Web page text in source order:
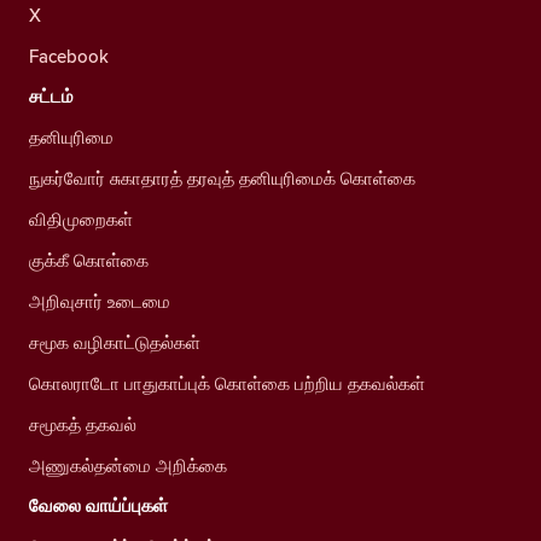
X
Facebook
சட்டம்
தனியுரிமை
நுகர்வோர் சுகாதாரத் தரவுத் தனியுரிமைக் கொள்கை
விதிமுறைகள்
குக்கீ கொள்கை
அறிவுசார் உடைமை
சமூக வழிகாட்டுதல்கள்
கொலராடோ பாதுகாப்புக் கொள்கை பற்றிய தகவல்கள்
சமூகத் தகவல்
அணுகல்தன்மை அறிக்கை
வேலை வாய்ப்புகள்